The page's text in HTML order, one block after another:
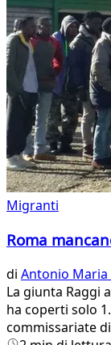
Migranti
Roma
di Antonio Maria
La giunta Raggi
ha coperti solo
commissariate